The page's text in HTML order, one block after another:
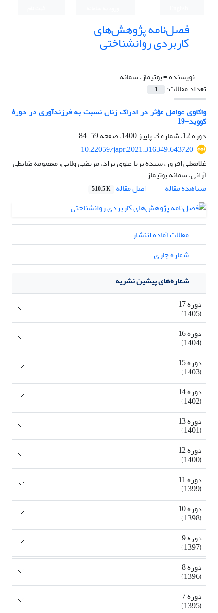
فصل‌نامه پژوهش‌های
کاربردی روانشناختی
نویسنده =بوتیماز، سمانه
تعداد مقالات:
1
واکاوی عوامل مؤثر در ادراک زنان نسبت به فرزندآوری در دورۀ
کووید-19
دوره 12، شماره 3، پاییز 1400، صفحه
59-84
10.22059/japr.2021.316349.643720
غلامعلی افروز، سیده ثریا علوی نژاد، مرتضی ولایی، معصومه ضابطی
آرانی، سمانه بوتیماز
مشاهده مقاله
اصل مقاله 510.5 K
مقالات آماده انتشار
شماره جاری
شماره‌های پیشین نشریه
دوره 17
(1405)
دوره 16
(1404)
دوره 15
(1403)
دوره 14
(1402)
دوره 13
(1401)
دوره 12
(1400)
دوره 11
(1399)
دوره 10
(1398)
دوره 9
(1397)
دوره 8
(1396)
دوره 7
(1395)